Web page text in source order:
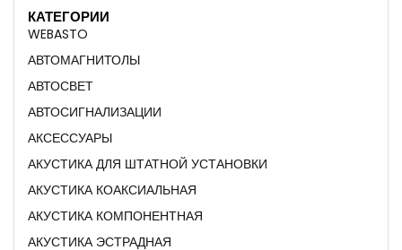
КАТЕГОРИИ
WEBASTO
АВТОМАГНИТОЛЫ
АВТОСВЕТ
АВТОСИГНАЛИЗАЦИИ
АКСЕССУАРЫ
АКУСТИКА ДЛЯ ШТАТНОЙ УСТАНОВКИ
АКУСТИКА КОАКСИАЛЬНАЯ
АКУСТИКА КОМПОНЕНТНАЯ
АКУСТИКА ЭСТРАДНАЯ